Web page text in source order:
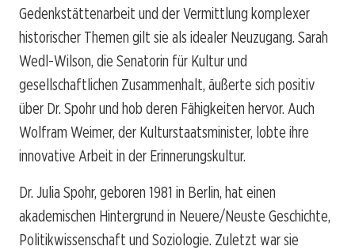
Gedenkstättenarbeit und der Vermittlung komplexer
historischer Themen gilt sie als idealer Neuzugang. Sarah
Wedl-Wilson, die Senatorin für Kultur und
gesellschaftlichen Zusammenhalt, äußerte sich positiv
über Dr. Spohr und hob deren Fähigkeiten hervor. Auch
Wolfram Weimer, der Kulturstaatsminister, lobte ihre
innovative Arbeit in der Erinnerungskultur.
Dr. Julia Spohr, geboren 1981 in Berlin, hat einen
akademischen Hintergrund in Neuere/Neuste Geschichte,
Politikwissenschaft und Soziologie. Zuletzt war sie